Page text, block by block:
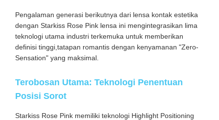
Pengalaman generasi berikutnya dari lensa kontak estetika
dengan Starkiss Rose Pink lensa ini mengintegrasikan lima
teknologi utama industri terkemuka untuk memberikan
definisi tinggi,tatapan romantis dengan kenyamanan "Zero-
Sensation" yang maksimal.
Terobosan Utama: Teknologi Penentuan
Posisi Sorot
Starkiss Rose Pink memiliki teknologi Highlight Positioning